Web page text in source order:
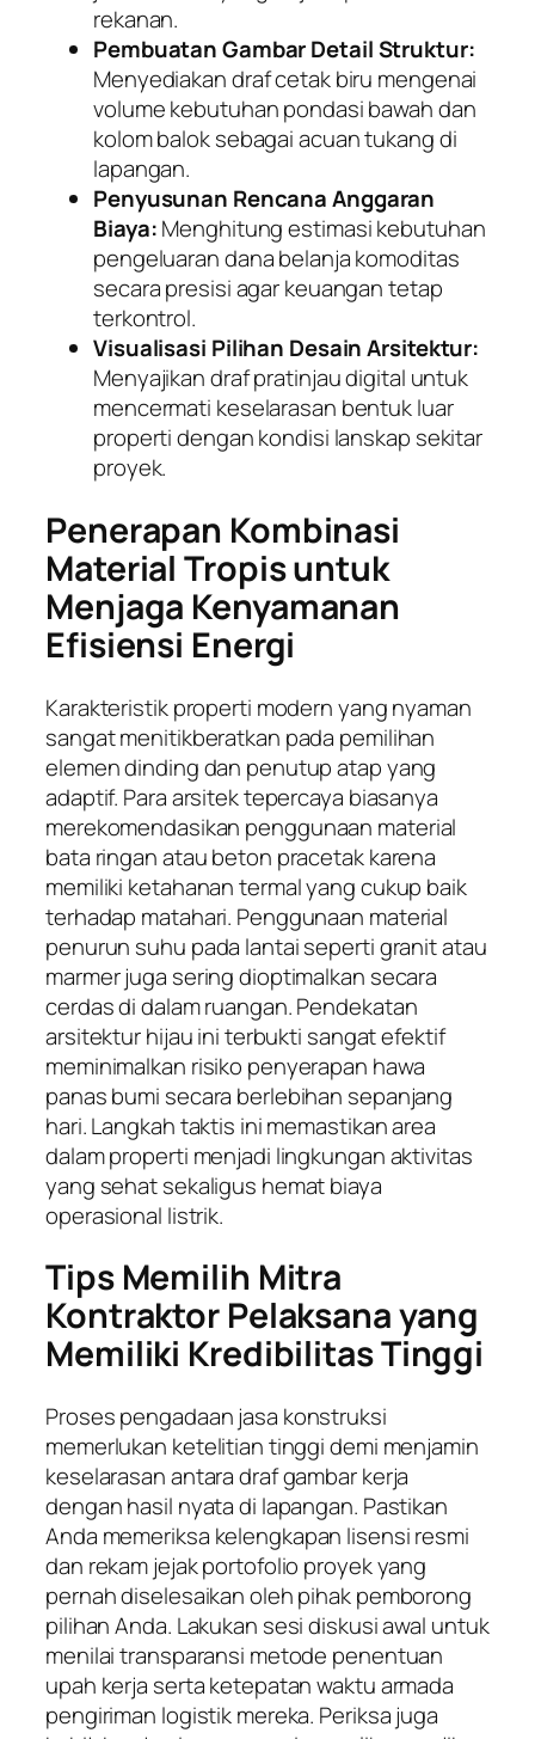
rekanan.
Pembuatan Gambar Detail Struktur:
Menyediakan draf cetak biru mengenai
volume kebutuhan pondasi bawah dan
kolom balok sebagai acuan tukang di
lapangan.
Penyusunan Rencana Anggaran
Biaya:Menghitung estimasi kebutuhan
pengeluaran dana belanja komoditas
secara presisi agar keuangan tetap
terkontrol.
Visualisasi Pilihan Desain Arsitektur:
Menyajikan draf pratinjau digital untuk
mencermati keselarasan bentuk luar
properti dengan kondisi lanskap sekitar
proyek.
Penerapan Kombinasi
Material Tropis untuk
Menjaga Kenyamanan
Efisiensi Energi
Karakteristik properti modern yang nyaman
sangat menitikberatkan pada pemilihan
elemen dinding dan penutup atap yang
adaptif. Para arsitek tepercaya biasanya
merekomendasikan penggunaan material
bata ringan atau beton pracetak karena
memiliki ketahanan termal yang cukup baik
terhadap matahari. Penggunaan material
penurun suhu pada lantai seperti granit atau
marmer juga sering dioptimalkan secara
cerdas di dalam ruangan. Pendekatan
arsitektur hijau ini terbukti sangat efektif
meminimalkan risiko penyerapan hawa
panas bumi secara berlebihan sepanjang
hari. Langkah taktis ini memastikan area
dalam properti menjadi lingkungan aktivitas
yang sehat sekaligus hemat biaya
operasional listrik.
Tips Memilih Mitra
Kontraktor Pelaksana yang
Memiliki Kredibilitas Tinggi
Proses pengadaan jasa konstruksi
memerlukan ketelitian tinggi demi menjamin
keselarasan antara draf gambar kerja
dengan hasil nyata di lapangan. Pastikan
Anda memeriksa kelengkapan lisensi resmi
dan rekam jejak portofolio proyek yang
pernah diselesaikan oleh pihak pemborong
pilihan Anda. Lakukan sesi diskusi awal untuk
menilai transparansi metode penentuan
upah kerja serta ketepatan waktu armada
pengiriman logistik mereka. Periksa juga